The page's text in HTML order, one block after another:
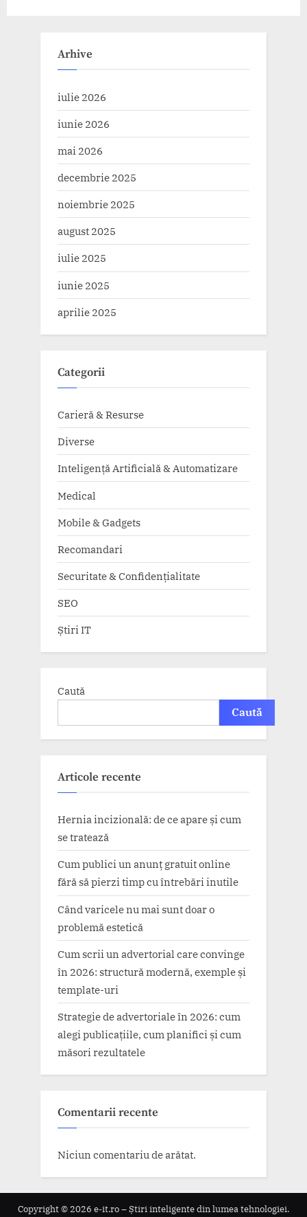
Arhive
iulie 2026
iunie 2026
mai 2026
decembrie 2025
noiembrie 2025
august 2025
iulie 2025
iunie 2025
aprilie 2025
Categorii
Carieră & Resurse
Diverse
Inteligență Artificială & Automatizare
Medical
Mobile & Gadgets
Recomandari
Securitate & Confidențialitate
SEO
Știri IT
Caută
Caută
Articole recente
Hernia incizională: de ce apare și cum
se tratează
Cum publici un anunț gratuit online
fără să pierzi timp cu întrebări inutile
Când varicele nu mai sunt doar o
problemă estetică
Cum scrii un advertorial care convinge
în 2026: structură modernă, exemple și
template-uri
Strategie de advertoriale în 2026: cum
alegi publicațiile, cum planifici și cum
măsori rezultatele
Comentarii recente
Niciun comentariu de arătat.
Copyright © 2026 e-it.ro – Știri inteligente din lumea tehnologiei.